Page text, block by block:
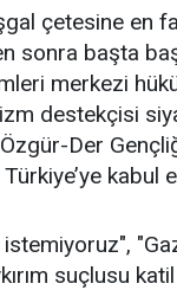
çetesine en
sonra başta
merkezi
destekçisi
Der
istemiyoruz",
suçlusu